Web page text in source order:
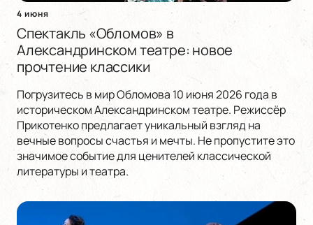
4 июня
Спектакль «Обломов» в
Александринском театре: новое
прочтение классики
Погрузитесь в мир Обломова 10 июня 2026 года в
историческом Александринском театре. Режиссёр
Прикотенко предлагает уникальный взгляд на
вечные вопросы счастья и мечты. Не пропустите это
значимое событие для ценителей классической
литературы и театра.